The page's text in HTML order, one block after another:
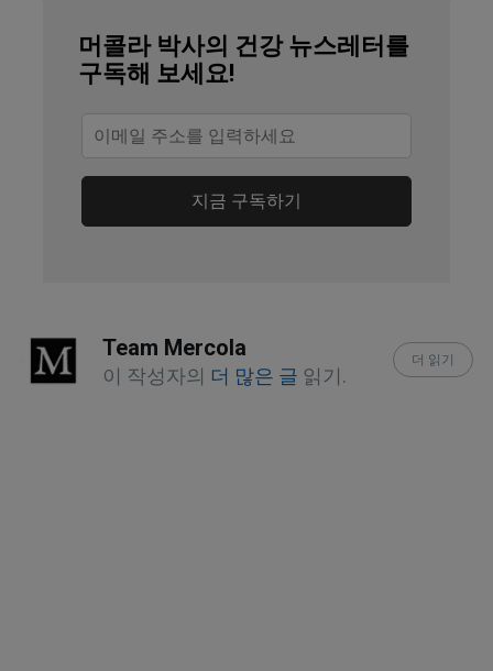
168–171
Muscles Ligaments Tendons J. 2017
Jan-Mar; 7(1): 107–118
Am Fam Physician. 2011 Sep
2012 Aug; 62(601): 443–444
머콜라 박사의 건강 뉴스레터를
구독해 보세요!
지금 구독하기
Team Mercola
이 작성자의 더 많은 글 읽기.
더 읽기